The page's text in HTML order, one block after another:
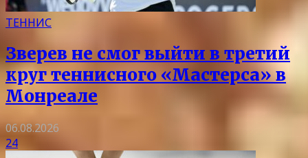
ТЕННИС
Зверев не смог выйти в третий
круг теннисного «Мастерса» в
Монреале
06.08.2026
24